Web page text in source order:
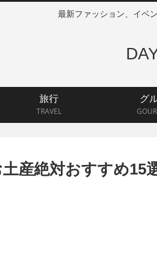
最新ファッション、イベ
旅行
TRAVEL
グ
産絶対おすすめ15